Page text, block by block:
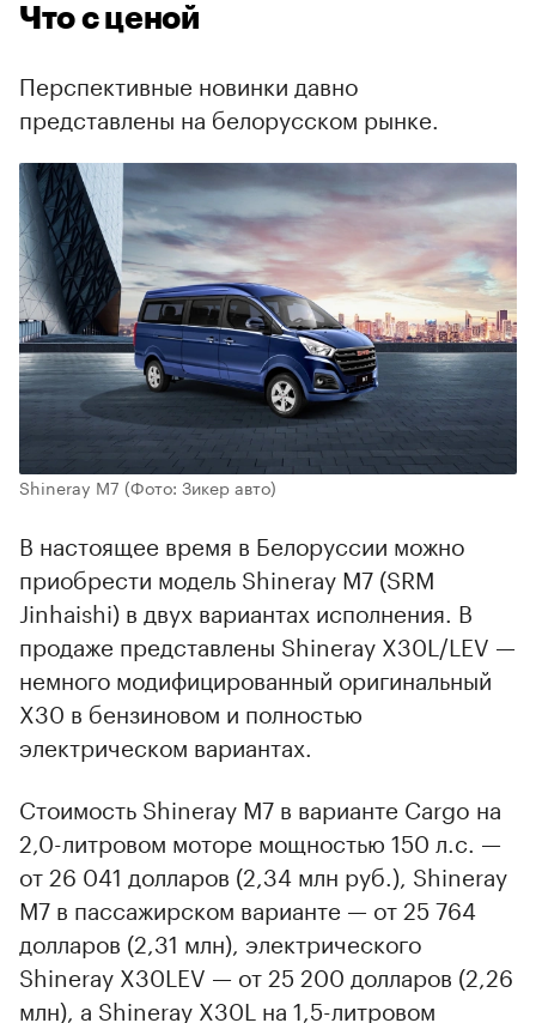
Что с ценой
Перспективные новинки давно
представлены на белорусском рынке.
Shineray M7 (Фото: Зикер авто)
В настоящее время в Белоруссии можно
приобрести модель Shineray M7 (SRM
Jinhaishi) в двух вариантах исполнения. В
продаже представлены Shineray X30L/LEV —
немного модифицированный оригинальный
X30 в бензиновом и полностью
электрическом вариантах.
Стоимость Shineray M7 в варианте Cargo на
2,0-литровом моторе мощностью 150 л.с. —
от 26 041 долларов (2,34 млн руб.), Shineray
M7 в пассажирском варианте — от 25 764
долларов (2,31 млн), электрического
Shineray X30LEV — от 25 200 долларов (2,26
млн), а Shineray X30L на 1,5-литровом